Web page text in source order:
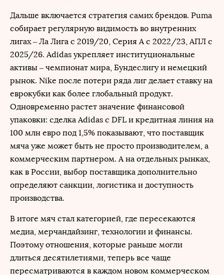
Дальше включается стратегия самих брендов. Puma
собирает регулярную видимость во внутренних
лигах – Ла Лига с 2019/20, Серия A с 2022/23, АПЛ с
2025/26. Adidas укрепляет институциональные
активы – чемпионат мира, Бундеслигу и немецкий
рынок. Nike после потери ряда лиг делает ставку на
еврокубки как более глобальный продукт.
Одновременно растет значение финансовой
упаковки: сделка Adidas с DFL и кредитная линия на
100 млн евро под 1,5% показывают, что поставщик
мяча уже может быть не просто производителем, а
коммерческим партнером. А на отдельных рынках,
как в России, выбор поставщика дополнительно
определяют санкции, логистика и доступность
производства.
В итоге мяч стал категорией, где пересекаются
медиа, мерчандайзинг, технологии и финансы.
Поэтому отношения, которые раньше могли
длиться десятилетиями, теперь все чаще
пересматриваются в каждом новом коммерческом